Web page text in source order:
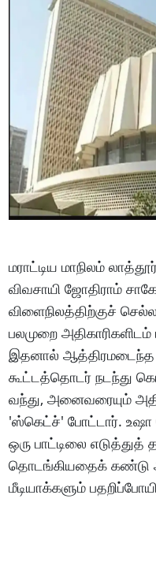
மராட்டிய மாநிலம்
விவசாயி ஜோதிராம்
விளைநிலத்திற்குச்
பலமுறை
இதனால் ஆத்திரமடைந்த
கூட்டத்தொடர் நடந்து
வந்து, அனைவரையும்
'ஸ்கெட்ச்' போட்டார். உஷா
ஒரு பாட்டிலை
தொடங்கியதைக் கண்டு
மீடியாக்களும்